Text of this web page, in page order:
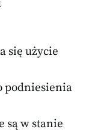
się użycie
podniesienia
są w stanie